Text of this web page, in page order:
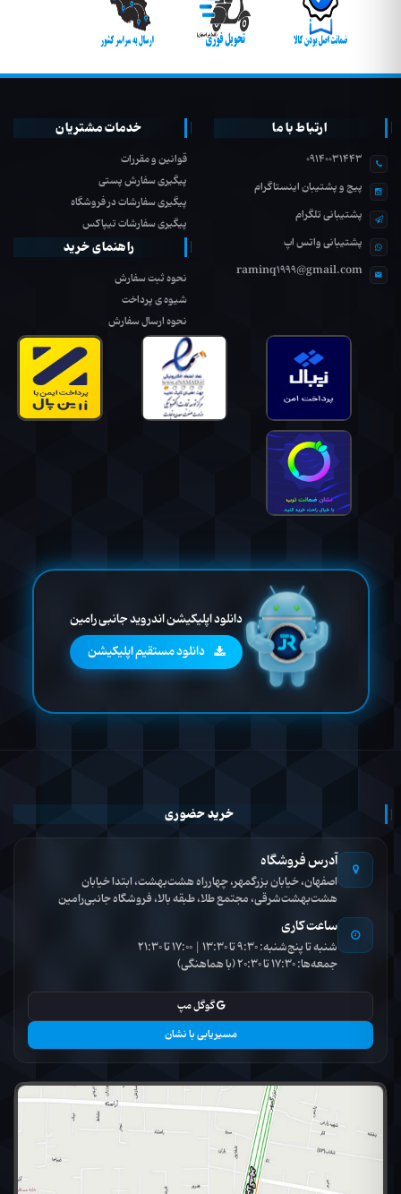
ارتباط با ما
09140031443
پیج و پشتیبان اینستاگرام
پشتیبانی تلگرام
پشتیبانی واتس اپ
raminq1999@gmail.com
خدمات مشتریان
قوانین و مقررات
پیگیری سفارش پستی
پیگیری سفارشات در فروشگاه
پیگیری سفارشات تیپاکس
راهنمای خرید
نحوه ثبت سفارش
شیوه ی پرداخت
نحوه ارسال سفارش
دانلود اپلیکیشن اندروید جانبی رامین
دانلود مستقیم اپلیکیشن
خرید حضوری
آدرس فروشگاه
اصفهان، خیابان بزرگمهر، چهارراه هشت‌بهشت، ابتدا خیابان
هشت‌بهشت‌شرقی، مجتمع طلا، طبقه بالا، فروشگاه جانبی‌رامین
ساعت کاری
شنبه تا پنج‌شنبه: 9:30 تا 13:30 | 17:00 تا 21:30
جمعه‌ها: 17:30 تا 20:30 (با هماهنگی)
گوگل مپ
مسیریابی با نشان